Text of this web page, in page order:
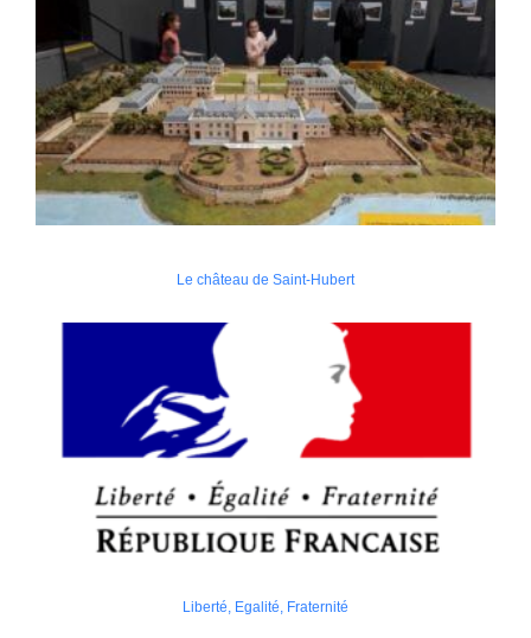
Le château de Saint-Hubert
Liberté, Egalité, Fraternité